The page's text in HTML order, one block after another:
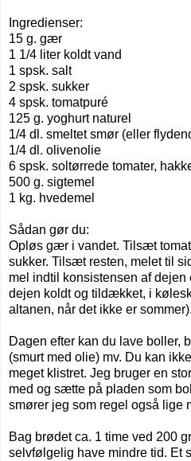
Ingredienser:
15 g. gær
1 1/4 liter koldt vand
1 spsk. salt
2 spsk. sukker
4 spsk. tomatpuré
125 g. yoghurt naturel
1/4 dl. smeltet smør (eller
1/4 dl. olivenolie
6 spsk. soltørrede tomater,
500 g. sigtemel
1 kg. hvedemel
Sådan gør du:
Opløs gær i vandet. Tilsæt
sukker. Tilsæt resten, melet til
mel indtil konsistensen af dejen
dejen koldt og tildækket, i
altanen, når det ikke er sommer).
Dagen efter kan du lave boller,
(smurt med olie) mv. Du kan
meget klistret. Jeg bruger en
med og sætte på pladen som
smører jeg som regel også lige
Bag brødet ca. 1 time ved 200
selvfølgelig have mindre tid. Et